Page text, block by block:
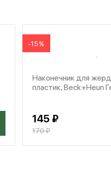
-15%
Наконечник для
пластик, Beck+Heun
145 ₽
170 ₽